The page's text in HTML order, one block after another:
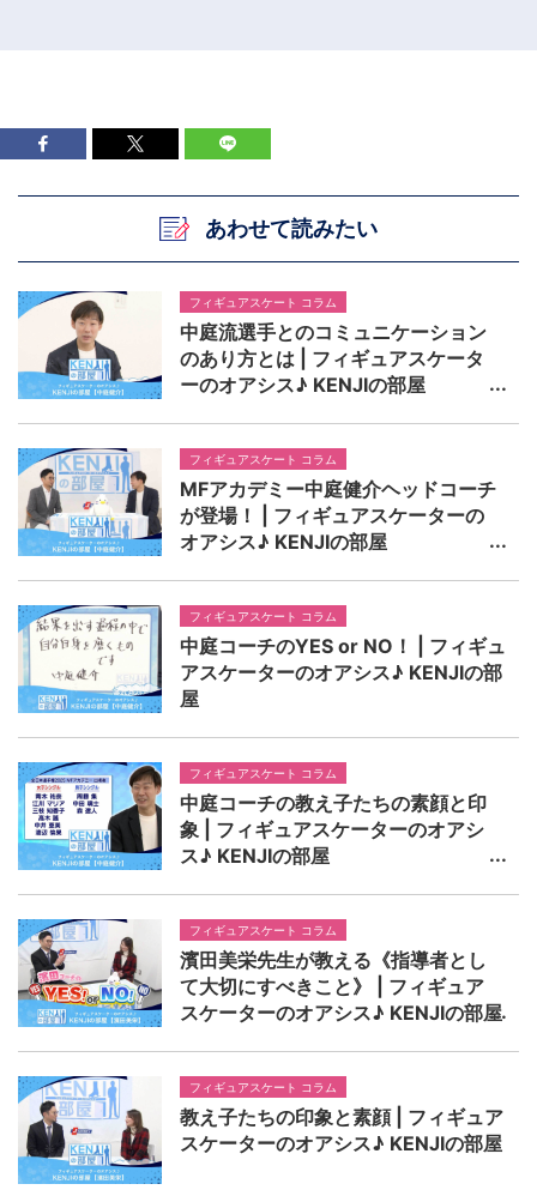
あわせて読みたい
フィギュアスケート コラム
中庭流選手とのコミュニケーション
のあり方とは | フィギュアスケータ
ーのオアシス♪ KENJIの部屋
フィギュアスケート コラム
MFアカデミー中庭健介ヘッドコーチ
が登場！ | フィギュアスケーターの
オアシス♪ KENJIの部屋
フィギュアスケート コラム
中庭コーチのYES or NO！ | フィギュ
アスケーターのオアシス♪ KENJIの部
屋
フィギュアスケート コラム
中庭コーチの教え子たちの素顔と印
象 | フィギュアスケーターのオアシ
ス♪ KENJIの部屋
フィギュアスケート コラム
濱田美栄先生が教える《指導者とし
て大切にすべきこと》 | フィギュア
スケーターのオアシス♪ KENJIの部屋
フィギュアスケート コラム
教え子たちの印象と素顔 | フィギュア
スケーターのオアシス♪ KENJIの部屋